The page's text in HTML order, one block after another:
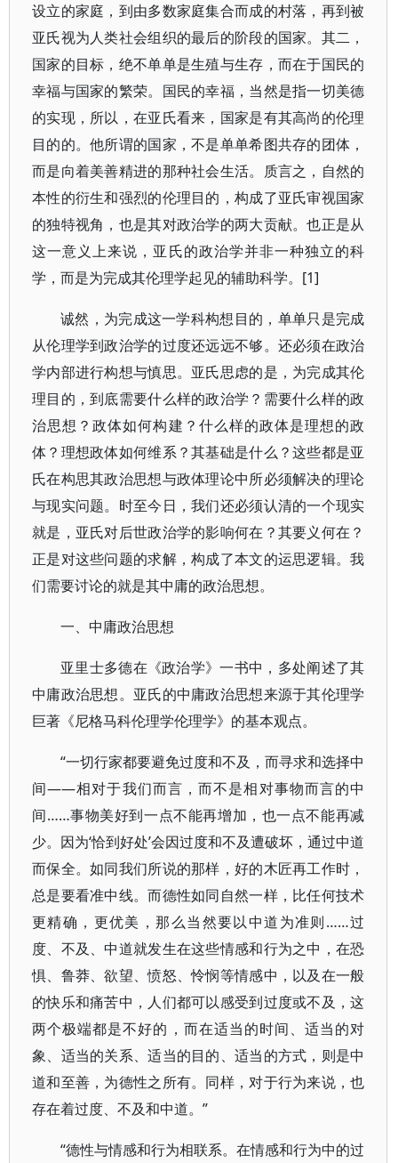
设立的家庭，到由多数家庭集合而成的村落，再到被
亚氏视为人类社会组织的最后的阶段的国家。其二，
国家的目标，绝不单单是生殖与生存，而在于国民的
幸福与国家的繁荣。国民的幸福，当然是指一切美德
的实现，所以，在亚氏看来，国家是有其高尚的伦理
目的的。他所谓的国家，不是单单希图共存的团体，
而是向着美善精进的那种社会生活。质言之，自然的
本性的衍生和强烈的伦理目的，构成了亚氏审视国家
的独特视角，也是其对政治学的两大贡献。也正是从
这一意义上来说，亚氏的政治学并非一种独立的科
学，而是为完成其伦理学起见的辅助科学。[1]
诚然，为完成这一学科构想目的，单单只是完成
从伦理学到政治学的过度还远远不够。还必须在政治
学内部进行构想与慎思。亚氏思虑的是，为完成其伦
理目的，到底需要什么样的政治学？需要什么样的政
治思想？政体如何构建？什么样的政体是理想的政
体？理想政体如何维系？其基础是什么？这些都是亚
氏在构思其政治思想与政体理论中所必须解决的理论
与现实问题。时至今日，我们还必须认清的一个现实
就是，亚氏对后世政治学的影响何在？其要义何在？
正是对这些问题的求解，构成了本文的运思逻辑。我
们需要讨论的就是其中庸的政治思想。
一、中庸政治思想
亚里士多德在《政治学》一书中，多处阐述了其
中庸政治思想。亚氏的中庸政治思想来源于其伦理学
巨著《尼格马科伦理学伦理学》的基本观点。
“一切行家都要避免过度和不及，而寻求和选择中
间——相对于我们而言，而不是相对事物而言的中
间……事物美好到一点不能再增加，也一点不能再减
少。因为‘恰到好处’会因过度和不及遭破坏，通过中道
而保全。如同我们所说的那样，好的木匠再工作时，
总是要看准中线。而德性如同自然一样，比任何技术
更精确，更优美，那么当然要以中道为准则……过
度、不及、中道就发生在这些情感和行为之中，在恐
惧、鲁莽、欲望、愤怒、怜悯等情感中，以及在一般
的快乐和痛苦中，人们都可以感受到过度或不及，这
两个极端都是不好的，而在适当的时间、适当的对
象、适当的关系、适当的目的、适当的方式，则是中
道和至善，为德性之所有。同样，对于行为来说，也
存在着过度、不及和中道。”
“德性与情感和行为相联系。在情感和行为中的过